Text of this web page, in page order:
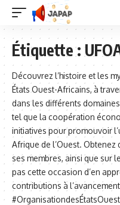
Étiquette :
Découvrez l’histoire et les
États Ouest-Africains, à
dans les différents
tel que la coopération
initiatives pour promouvoir
Afrique de l’Ouest. Obtenez
ses membres, ainsi que sur
pas cette occasion d’en
contributions à